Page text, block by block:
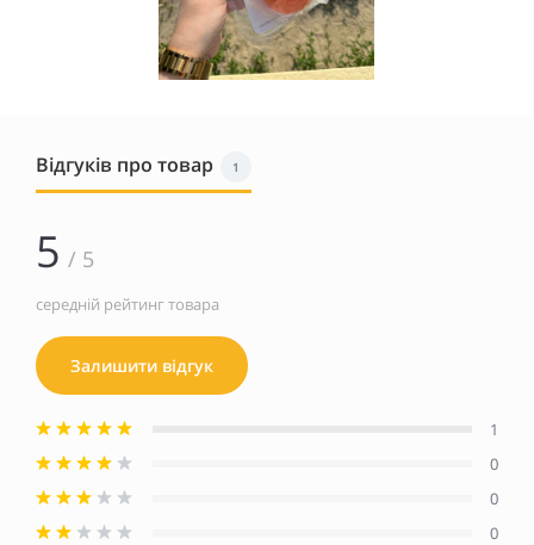
Відгуків про товар 1
5 / 5
середній рейтинг товара
Залишити відгук
1
0
0
0